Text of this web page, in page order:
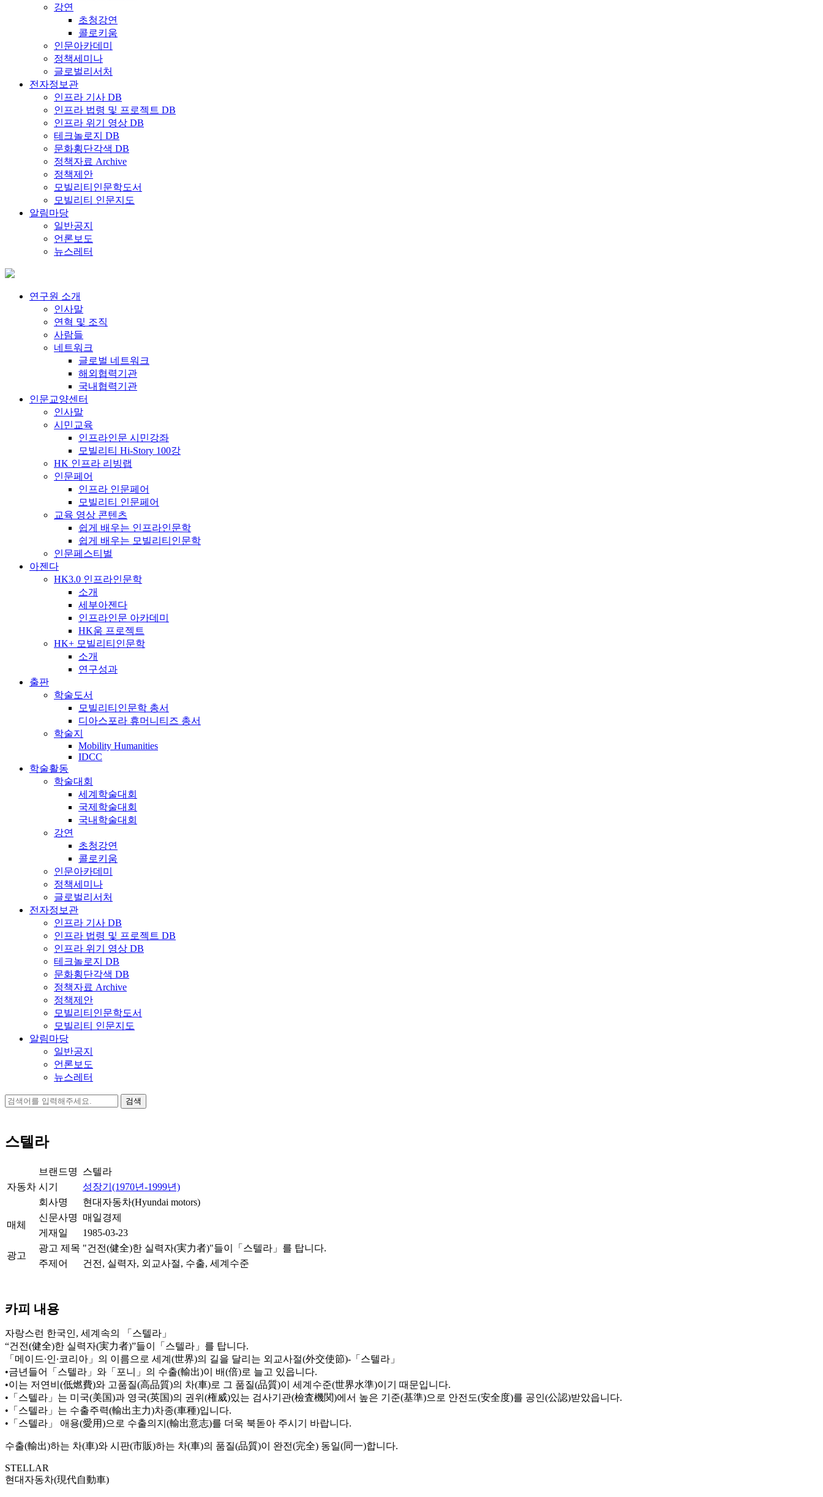
강연
초청강연
콜로키움
인문아카데미
정책세미나
글로벌리서처
전자정보관
인프라 기사 DB
인프라 법령 및 프로젝트 DB
인프라 위기 영상 DB
테크놀로지 DB
문화횡단각색 DB
정책자료 Archive
정책제안
모빌리티인문학도서
모빌리티 인문지도
알림마당
일반공지
언론보도
뉴스레터
연구원 소개
인사말
연혁 및 조직
사람들
네트워크
글로벌 네트워크
해외협력기관
국내협력기관
인문교양센터
인사말
시민교육
인프라인문 시민강좌
모빌리티 Hi-Story 100강
HK 인프라 리빙랩
인문페어
인프라 인문페어
모빌리티 인문페어
교육 영상 콘텐츠
쉽게 배우는 인프라인문학
쉽게 배우는 모빌리티인문학
인문페스티벌
아젠다
HK3.0 인프라인문학
소개
세부아젠다
인프라인문 아카데미
HK움 프로젝트
HK+ 모빌리티인문학
소개
연구성과
출판
학술도서
모빌리티인문학 총서
디아스포라 휴머니티즈 총서
학술지
Mobility Humanities
IDCC
학술활동
학술대회
세계학술대회
국제학술대회
국내학술대회
강연
초청강연
콜로키움
인문아카데미
정책세미나
글로벌리서처
전자정보관
인프라 기사 DB
인프라 법령 및 프로젝트 DB
인프라 위기 영상 DB
테크놀로지 DB
문화횡단각색 DB
정책자료 Archive
정책제안
모빌리티인문학도서
모빌리티 인문지도
알림마당
일반공지
언론보도
뉴스레터
검
스텔라
자동차
브랜드명
스텔라
시기
성장기(1970년-1999년)
회사명
현대자동차(Hyundai motors)
매체
신문사명
매일경제
게재일
1985-03-23
광고
광고 제목 "건전(健全)한 실력자(実力者)"들이「스텔라」를 탑니다.
주제어
건전, 실력자, 외교사절, 수출, 세계수준
카피 내용
자랑스런 한국인, 세계속의 「스텔라」
“건전(健全)한 실력자(実力者)”들이「스텔라」를 탑니다.
「메이드∙인∙코리아」의 이름으로 세계(世界)의 길을 달리는 외교사절(外交使節)-「스텔라」
•금년들어「스텔라」와「포니」의 수출(輸出)이 배(倍)로 늘고 있읍니다.
•이는 저연비(低燃費)와 고품질(高品質)의 차(車)로 그 품질(品質)이 세계수준(世界水準)이기 때문입니다.
•「스텔라」는 미국(美国)과 영국(英国)의 권위(権威)있는 검사기관(檢査機関)에서 높은 기준(基準)으로 안전도(安全度)를 공인(公認)받았읍니다.
•「스텔라」는 수출주력(輸出主力)차종(車種)입니다.
•「스텔라」 애용(愛用)으로 수출의지(輸出意志)를 더욱 북돋아 주시기 바랍니다.
수출(輸出)하는 차(車)와 시판(市販)하는 차(車)의 품질(品質)이 완전(完全) 동일(同一)합니다.
STELLAR
현대자동차(現代自動車)